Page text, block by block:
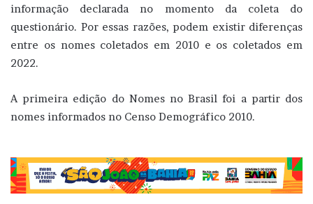
informação declarada no momento da coleta do
questionário. Por essas razões, podem existir diferenças
entre os nomes coletados em 2010 e os coletados em
2022.
A primeira edição do Nomes no Brasil foi a partir dos
nomes informados no Censo Demográfico 2010.